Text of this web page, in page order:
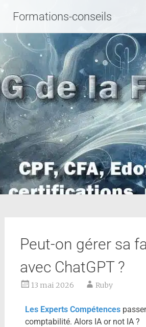
Formations-conseils
Peut-on gérer sa
avec ChatGPT ?
13 mai 2026 Ruby
Les Experts Compétences
comptabilité. Alors IA or not IA ?